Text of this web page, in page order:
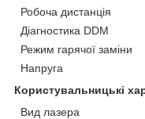
Робоча дистанція
Діагностика DDM
Режим гарячої заміни
Напруга
Користувальницькі
Вид лазера